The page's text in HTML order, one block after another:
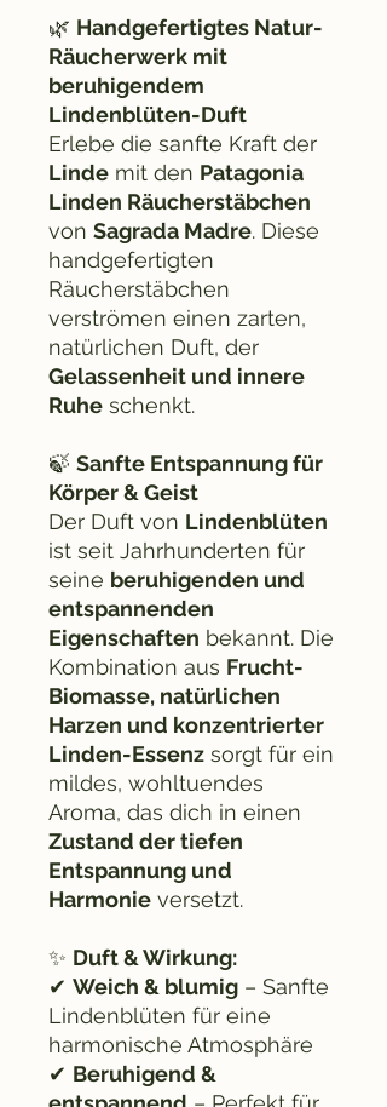
🌿 Handgefertigtes Natur-
Räucherwerk mit
beruhigendem
Lindenblüten-Duft
Erlebe die sanfte Kraft der
Linde mit den Patagonia
Linden Räucherstäbchen
von Sagrada Madre. Diese
handgefertigten
Räucherstäbchen
verströmen einen zarten,
natürlichen Duft, der
Gelassenheit und innere
Ruhe schenkt.
🍃 Sanfte Entspannung für
Körper & Geist
Der Duft von Lindenblüten
ist seit Jahrhunderten für
seine beruhigenden und
entspannenden
Eigenschaften bekannt. Die
Kombination aus Frucht-
Biomasse, natürlichen
Harzen und konzentrierter
Linden-Essenz sorgt für ein
mildes, wohltuendes
Aroma, das dich in einen
Zustand der tiefen
Entspannung und
Harmonie versetzt.
✨ Duft & Wirkung:
✔ Weich & blumig – Sanfte
Lindenblüten für eine
harmonische Atmosphäre
✔ Beruhigend &